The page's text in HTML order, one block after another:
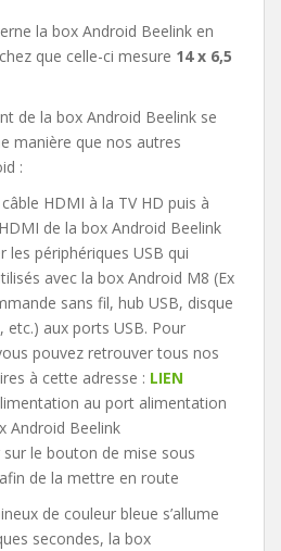
la box Android Beelink en
que celle-ci mesure 14 x 6,5
de la box Android Beelink se
manière que nos autres
:
HDMI à la TV HD puis à
de la box Android Beelink
les périphériques USB qui
avec la box Android M8 (Ex
sans fil, hub USB, disque
etc.) aux ports USB. Pour
pouvez retrouver tous nos
à cette adresse : LIEN
au port alimentation
Android Beelink
sur le bouton de mise sous
de la mettre en route
de couleur bleue s’allume
secondes, la box